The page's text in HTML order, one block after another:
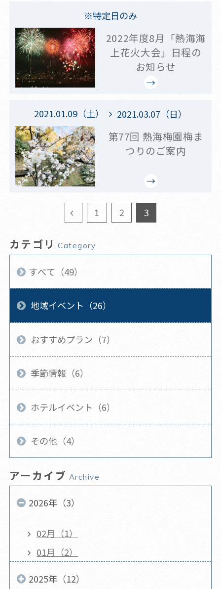
※特定日のみ
2022年度8月「熱海海
上花火大会」日程の
お知らせ
2021.01.09（土） 2021.03.07（日）
第77回 熱海梅園梅ま
つりのご案内
1 2 3
カテゴリ Category
すべて（49）
地域イベント（26）
おすすめプラン（7）
季節情報（6）
ホテルイベント（6）
その他（4）
アーカイブ Archive
2026年（3）
02月（1）
01月（2）
2025年（12）